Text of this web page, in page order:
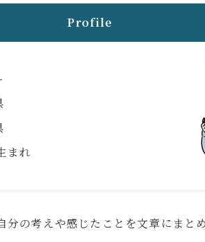
Profile
まれ
の考えや感じたことを文章にまと